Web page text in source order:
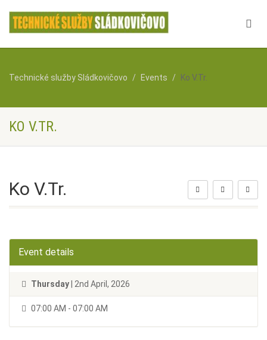
Technické služby Sládkovičovo Events Ko V.Tr.
KO V.TR.
Ko V.Tr.
Event details
Thursday | 2nd April, 2026
07:00 AM - 07:00 AM